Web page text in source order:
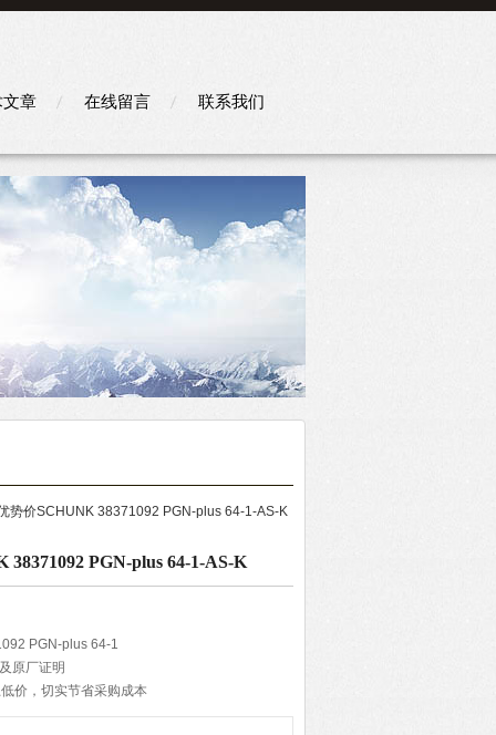
章 在线留言 联系我们
势价SCHUNK 38371092 PGN-plus 64-1-AS-K
PGN-plus 64-1-AS-K
PGN-plus 64-1
原厂证明
价，切实节省采购成本
准确和降低货物耗损